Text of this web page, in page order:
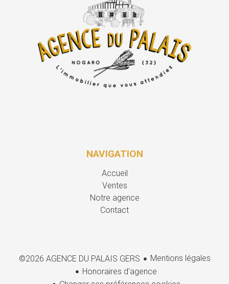
NAVIGATION
Accueil
Ventes
Notre agence
Contact
©2026 AGENCE DU PALAIS GERS
Mentions légales
Honoraires d'agence